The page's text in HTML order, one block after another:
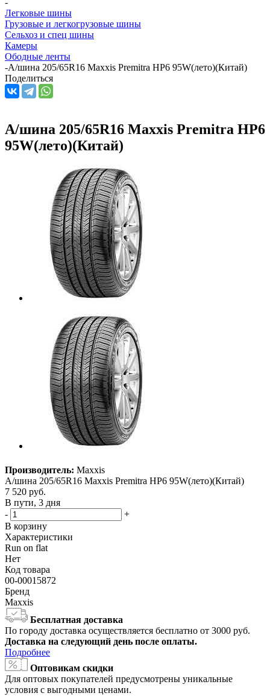
Легковые шины
Грузовые и легкогрузовые шины
Сельхоз и спец шины
Камеры
Ободные ленты
-А/шина 205/65R16 Maxxis Premitra HP6 95W(лето)(Китай)
Поделиться
А/шина 205/65R16 Maxxis Premitra HP6
95W(лето)(Китай)
Производитель: Maxxis
А/шина 205/65R16 Maxxis Premitra HP6 95W(лето)(Китай)
7 520 руб.
В пути, 3 дня
-
+
В корзину
Характеристики
Run on flat
Нет
Код товара
00-00015872
Бренд
Maxxis
Бесплатная доставка
По городу доставка осуществляется бесплатно от 3000 руб.
Доставка на следующий день после оплаты.
Подробнее
Оптовикам скидки
Для оптовых покупателей предусмотрены уникальные
условия с выгодными ценами.